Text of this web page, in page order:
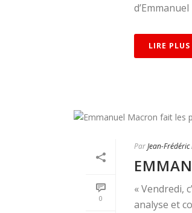
LIRE PLUS
0
ParJean-Frédéric
« Vendredi,
analyse et